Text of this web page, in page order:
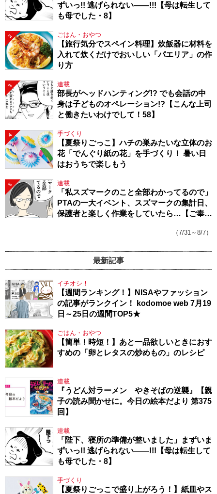
ずいっ!! 逃げられない――!!!【母は転生して
も母でした・8】
2 ごはん・おやつ
【旅行気分でスペイン料理】炊飯器に材料を
入れて炊くだけでおいしい「パエリア」の作
り方
3 連載
部長がヘッドハンティング!? でも会話の中
身は子どものオペレーション!?【こんな上司
と働きたいわけでして！58】
4 手づくり
【夏祭りごっこ】ハチの巣みたいな立体のお
花「でんぐり紙の花」を手づくり！ 暑い日
はおうちで楽しもう
5 連載
「私スズマークのこと全部わかってるので」
PTAの一大イベント、スズマークの集計日、
保護者と楽しく作業をしていたら…【ご奉仕
（7/31～8/7）
最新記事
イチオシ！
【週間ランキング！】NISAやファッション
の記事がランクイン！ kodomoe web 7月19
日～25日の週間TOP5★
ごはん・おやつ
【簡単！時短！】あと一品欲しいときにおす
すめの「卵とレタスの炒めもの」のレシピ
連載
『うどん対ラーメン やきそばの逆襲』【親
子の読み聞かせに。今日の絵本だより 第375
回】
連載
「陛下、寝所の準備が整いました」まずいま
ずいっ!! 逃げられない――!!!【母は転生して
も母でした・8】
手づくり
【夏祭りごっこで盛り上がろう！】紙皿やス